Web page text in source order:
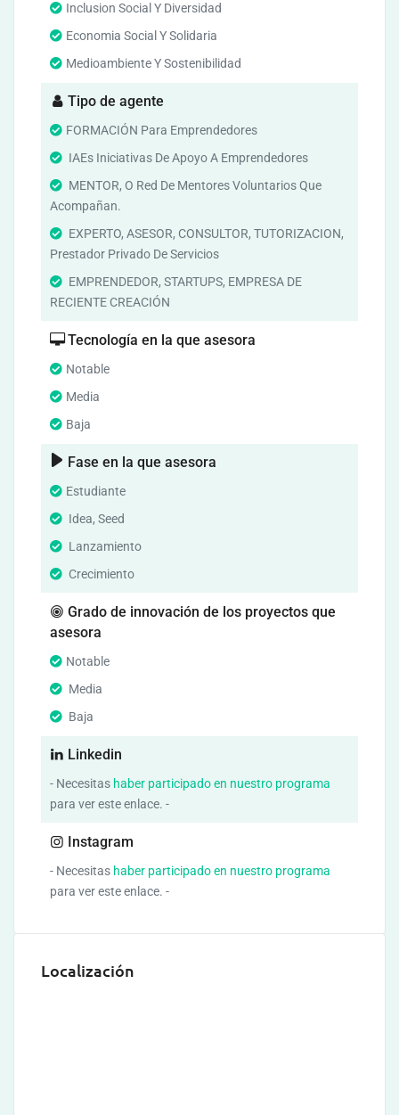
Inclusion Social Y Diversidad
Economia Social Y Solidaria
Medioambiente Y Sostenibilidad
Tipo de agente
FORMACIÓN Para Emprendedores
IAEs Iniciativas De Apoyo A Emprendedores
MENTOR, O Red De Mentores Voluntarios Que
Acompañan.
EXPERTO, ASESOR, CONSULTOR, TUTORIZACION,
Prestador Privado De Servicios
EMPRENDEDOR, STARTUPS, EMPRESA DE
RECIENTE CREACIÓN
Tecnología en la que asesora
Notable
Media
Baja
Fase en la que asesora
Estudiante
Idea, Seed
Lanzamiento
Crecimiento
Grado de innovación de los proyectos que
asesora
Notable
Media
Baja
Linkedin
- Necesitas haber participado en nuestro programa
para ver este enlace. -
Instagram
- Necesitas haber participado en nuestro programa
para ver este enlace. -
Localización